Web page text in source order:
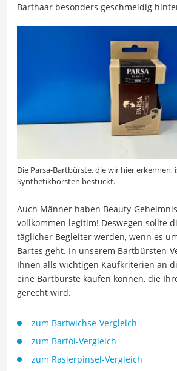
Barthaar besonders geschmeidig
Die Parsa-Bartbürste, die wir hier
Synthetikborsten bestückt.
Auch Männer haben Beauty-
vollkommen legitim! Deswegen sollte
täglicher Begleiter werden, wenn es
Bartes geht. In unserem Bartbürsten-
Ihnen alls wichtigen Kaufkriterien an
eine Bartbürste kaufen können, die
gerecht wird.
zum Bartwichse-Vergleich
zum Bartöl-Vergleich
zum Rasierpinsel-Vergleich